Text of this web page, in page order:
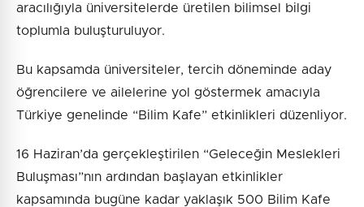
aracılığıyla üniversitelerde üretilen bilimsel bilgi
toplumla buluşturuluyor.
Bu kapsamda üniversiteler, tercih döneminde aday
öğrencilere ve ailelerine yol göstermek amacıyla
Türkiye genelinde “Bilim Kafe” etkinlikleri düzenliyor.
16 Haziran’da gerçekleştirilen “Geleceğin Meslekleri
Buluşması”nın ardından başlayan etkinlikler
kapsamında bugüne kadar yaklaşık 500 Bilim Kafe